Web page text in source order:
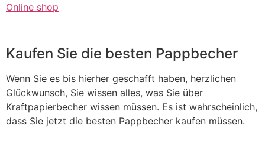
Online shop
Kaufen Sie die besten Pappbecher
Wenn Sie es bis hierher geschafft haben, herzlichen
Glückwunsch, Sie wissen alles, was Sie über
Kraftpapierbecher wissen müssen. Es ist wahrscheinlich,
dass Sie jetzt die besten Pappbecher kaufen müssen.